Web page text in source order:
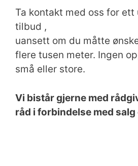
Ta kontakt med oss for
tilbud ,
uansett om du måtte
flere tusen meter. Ingen
små eller store.
Vi bistår gjerne med
råd i forbindelse med